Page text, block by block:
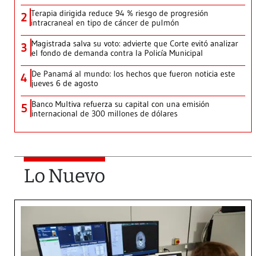
2 Terapia dirigida reduce 94 % riesgo de progresión
intracraneal en tipo de cáncer de pulmón
3 Magistrada salva su voto: advierte que Corte evitó analizar
el fondo de demanda contra la Policía Municipal
4 De Panamá al mundo: los hechos que fueron noticia este
jueves 6 de agosto
5 Banco Multiva refuerza su capital con una emisión
internacional de 300 millones de dólares
Lo Nuevo